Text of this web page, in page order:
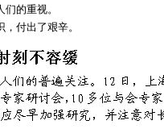
的重视。
付出了艰辛。